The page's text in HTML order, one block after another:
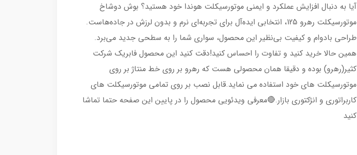
آیا به دنبال افزایش عملکرد و ایمنی موتورسیکلت هوندا خود هستید؟ بوش دوشاخ
موتورسیکلت رهرو 125، انتخابی ایده‌آل برای تجربه‌ای نرم و بدون لرزش در جاده‌هاست.
طراحی بادوام و کیفیت بی‌نظیر این محصول، سواری شما را به سطحی جدید می‌برد.
همین حالا خرید کنید و تفاوت را احساس کنید!دقت کنید این محصول فابریک شرکت
کثیر(رهرو) بوده و دقیقا همان محصولی هست که رهرو بر روی خط منتاژ بر روی
موتورسیکلت های خود استفاده می نماید.قابل نصب بر روی تمامی موتورسیکلت های
کاربراتوری و انژکتوری بازار.🔴معرفی ویدئویی محصول را در پایین این صفحه حتما تماشا
کنید